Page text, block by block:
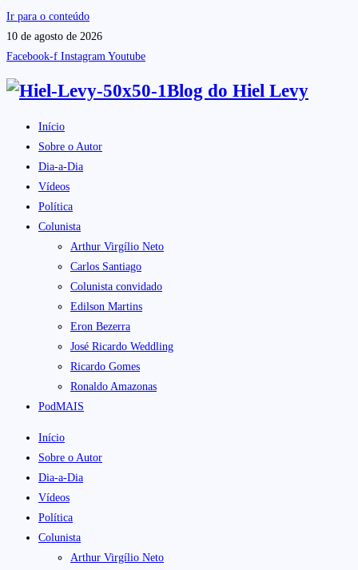
Ir para o conteúdo
10 de agosto de 2026
Facebook-f Instagram Youtube
Blog do Hiel Levy
Início
Sobre o Autor
Dia-a-Dia
Vídeos
Política
Colunista
Arthur Virgílio Neto
Carlos Santiago
Colunista convidado
Edilson Martins
Eron Bezerra
José Ricardo Weddling
Ricardo Gomes
Ronaldo Amazonas
PodMAIS
Início
Sobre o Autor
Dia-a-Dia
Vídeos
Política
Colunista
Arthur Virgílio Neto